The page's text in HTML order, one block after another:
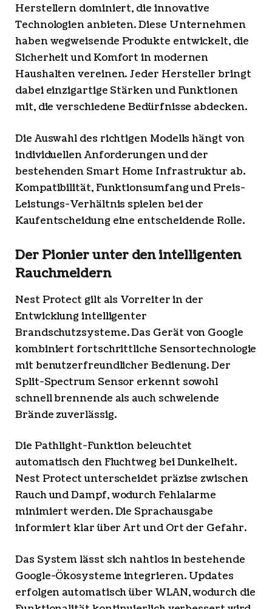
Herstellern dominiert, die innovative
Technologien anbieten. Diese Unternehmen
haben wegweisende Produkte entwickelt, die
Sicherheit und Komfort in modernen
Haushalten vereinen. Jeder Hersteller bringt
dabei einzigartige Stärken und Funktionen
mit, die verschiedene Bedürfnisse abdecken.
Die Auswahl des richtigen Modells hängt von
individuellen Anforderungen und der
bestehenden Smart Home Infrastruktur ab.
Kompatibilität, Funktionsumfang und Preis-
Leistungs-Verhältnis spielen bei der
Kaufentscheidung eine entscheidende Rolle.
Der Pionier unter den intelligenten
Rauchmeldern
Nest Protect gilt als Vorreiter in der
Entwicklung intelligenter
Brandschutzsysteme. Das Gerät von Google
kombiniert fortschrittliche Sensortechnologie
mit benutzerfreundlicher Bedienung. Der
Split-Spectrum Sensor erkennt sowohl
schnell brennende als auch schwelende
Brände zuverlässig.
Die Pathlight-Funktion beleuchtet
automatisch den Fluchtweg bei Dunkelheit.
Nest Protect unterscheidet präzise zwischen
Rauch und Dampf, wodurch Fehlalarme
minimiert werden. Die Sprachausgabe
informiert klar über Art und Ort der Gefahr.
Das System lässt sich nahtlos in bestehende
Google-Ökosysteme integrieren. Updates
erfolgen automatisch über WLAN, wodurch die